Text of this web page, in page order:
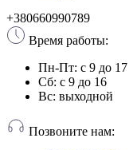
+380660990789
Время работы:
Пн-Пт: с 9 до 17
Сб: с 9 до 16
Вс: выходной
Позвоните нам: